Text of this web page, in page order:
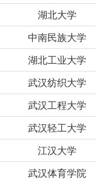
湖北大学
中南民族大学
湖北工业大学
武汉纺织大学
武汉工程大学
武汉轻工大学
江汉大学
武汉体育学院